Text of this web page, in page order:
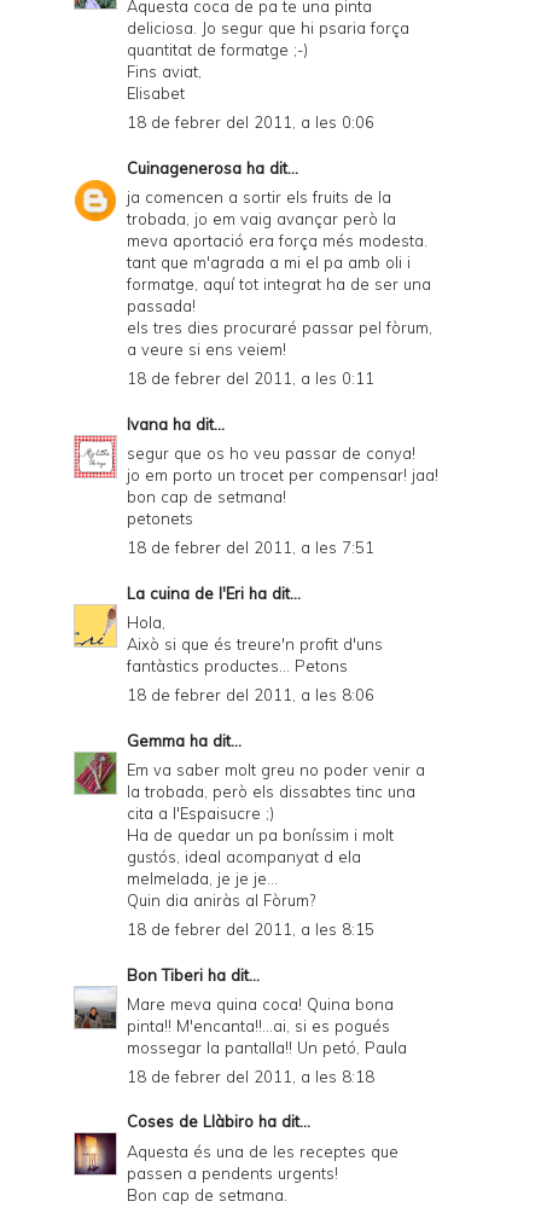
Aquesta coca de pa te una pinta
deliciosa. Jo segur que hi psaria força
quantitat de formatge ;-)
Fins aviat,
Elisabet
18 de febrer del 2011, a les 0:06
Cuinagenerosa ha dit...
ja comencen a sortir els fruits de la
trobada, jo em vaig avançar però la
meva aportació era força més modesta.
tant que m'agrada a mi el pa amb oli i
formatge, aquí tot integrat ha de ser una
passada!
els tres dies procuraré passar pel fòrum,
a veure si ens veiem!
18 de febrer del 2011, a les 0:11
Ivana ha dit...
segur que os ho veu passar de conya!
jo em porto un trocet per compensar! jaa!
bon cap de setmana!
petonets
18 de febrer del 2011, a les 7:51
La cuina de l'Eri ha dit...
Hola,
Això si que és treure'n profit d'uns
fantàstics productes... Petons
18 de febrer del 2011, a les 8:06
Gemma ha dit...
Em va saber molt greu no poder venir a
la trobada, però els dissabtes tinc una
cita a l'Espaisucre ;)
Ha de quedar un pa boníssim i molt
gustós, ideal acompanyat d ela
melmelada, je je je...
Quin dia aniràs al Fòrum?
18 de febrer del 2011, a les 8:15
Bon Tiberi ha dit...
Mare meva quina coca! Quina bona
pinta!! M'encanta!!...ai, si es pogués
mossegar la pantalla!! Un petó, Paula
18 de febrer del 2011, a les 8:18
Coses de Llàbiro ha dit...
Aquesta és una de les receptes que
passen a pendents urgents!
Bon cap de setmana.